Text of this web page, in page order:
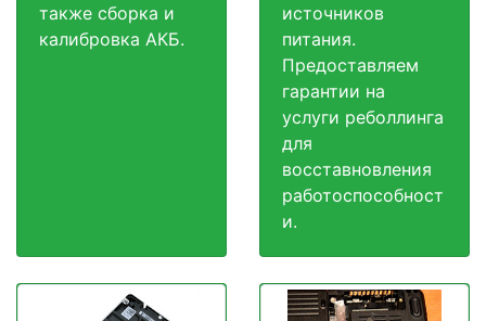
также сборка и
калибровка АКБ.
источников
питания.
Предоставляем
гарантии на
услуги реболлинга
для
восставновления
работоспособност
и.